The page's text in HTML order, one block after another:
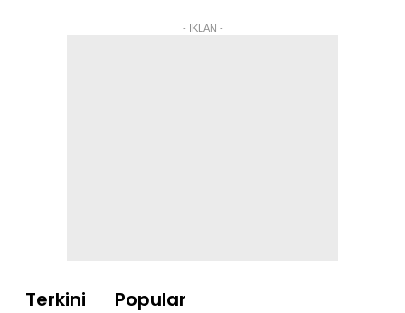
- IKLAN -
Terkini Popular